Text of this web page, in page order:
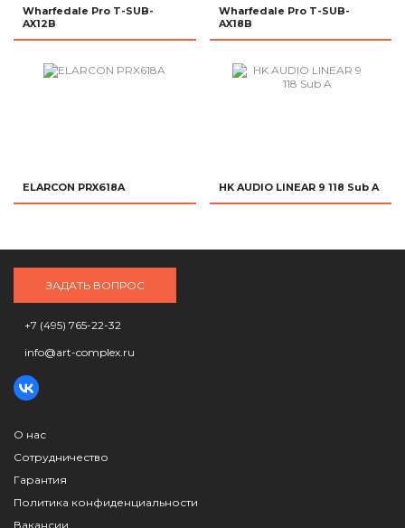
Wharfedale Pro T-SUB-
AX12B
Wharfedale Pro T-SUB-
AX18B
ELARCON PRX618A HK AUDIO LINEAR 9 118 Sub A
ЗАДАТЬ ВОПРОС
+7 (495) 765-22-32
info@art-complex.ru
О нас
Сотрудничество
Гарантия
Политика конфиденциальности
Вакансии